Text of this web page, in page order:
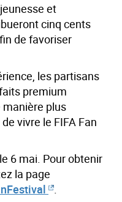
et
cinq cents
de favoriser
les partisans
premium
plus
vivre le FIFA Fan
6 mai. Pour obtenir
la page